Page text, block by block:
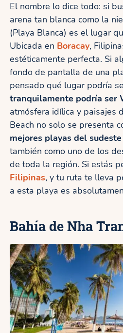
El nombre lo dice todo: si
arena tan blanca como la
(Playa Blanca) es el lugar
Ubicada en Boracay,
estéticamente perfecta. Si
fondo de pantalla de una
pensado qué lugar podría
tranquilamente podría ser
atmósfera idílica y paisajes
Beach no solo se presenta
mejores playas del
también como uno de los
de toda la región. Si estás
Filipinas, y tu ruta te lleva
a esta playa es
Bahía de Nha